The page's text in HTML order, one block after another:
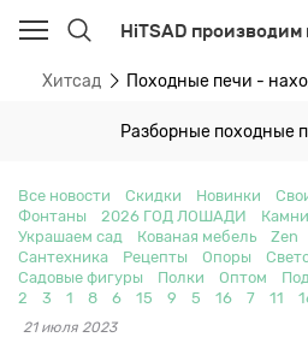
HiTSAD производим
Хитсад Походные печи -
Разборные походные
Все новости Скидки Новинки
Фонтаны
2026 ГОД ЛОШАДИ Камни
Украшаем сад
Кованая мебель Zen
Сантехника
Рецепты Опоры
Садовые фигуры
Полки Оптом
2
3 1 8 6 15 9 5 16 7 11
21 июля 2023